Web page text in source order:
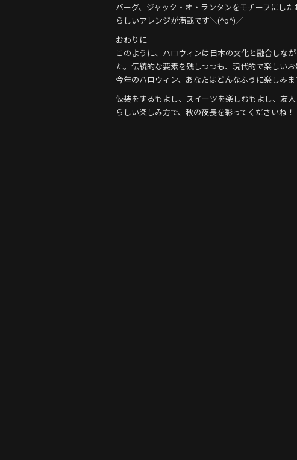
バーグ、ジャック・オ・ランタンをモチーフにし
らしいアレンジが満載です＼(^o^)／
おわりに
このように、ハロウィンは日本の文化と融合しな
た。伝統的な要素を残しつつも、現代的で楽しいお
今年のハロウィン、あなたはどんなふうに楽しみま
仮装をするもよし、スイーツを楽しむもよし、友
らしい楽しみ方で、秋の夜長を彩ってくださいね